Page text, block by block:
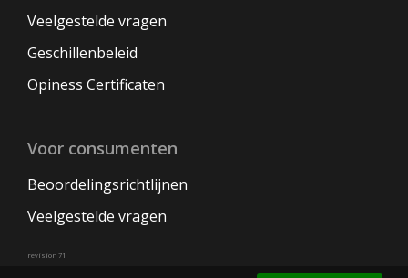
Veelgestelde vragen
Geschillenbeleid
Opiness Certificaten
Voor consumenten
Beoordelingsrichtlijnen
Veelgestelde vragen
revision 71